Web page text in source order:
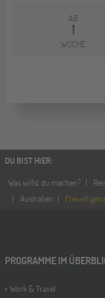
AB
1
WOCHE
DU BIST HIER:
Was willst du machen?
Australien
PROGRAMME IM
Work & Travel